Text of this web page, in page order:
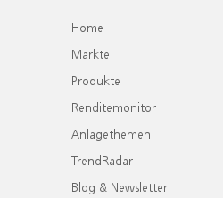
Home
Märkte
Produkte
Renditemonitor
Anlagethemen
TrendRadar
Blog & Newsletter